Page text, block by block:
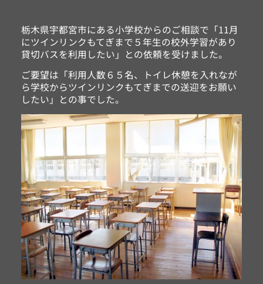
栃木県宇都宮市にある小学校からのご相談で「11月
にツインリンクもてぎまで５年生の校外学習があり
貸切バスを利用したい」との依頼を受けました。
ご要望は「利用人数６５名、トイレ休憩を入れなが
ら学校からツインリンクもてぎまでの送迎をお願い
したい」との事でした。